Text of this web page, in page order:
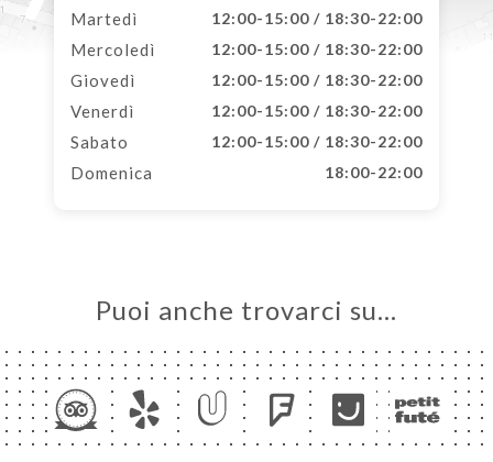
Martedì 12:00-15:00 / 18:30-22:00
Mercoledì 12:00-15:00 / 18:30-22:00
Giovedì 12:00-15:00 / 18:30-22:00
Venerdì 12:00-15:00 / 18:30-22:00
Sabato 12:00-15:00 / 18:30-22:00
Domenica 18:00-22:00
Puoi anche trovarci su…